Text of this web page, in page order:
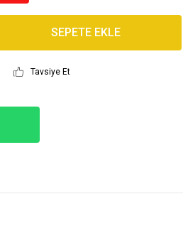
SEPETE EKLE
Tavsiye Et